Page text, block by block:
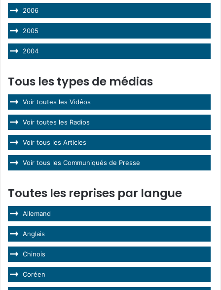
2006
2005
2004
Tous les types de médias
Voir toutes les Vidéos
Voir toutes les Radios
Voir tous les Articles
Voir tous les Communiqués de Presse
Toutes les reprises par langue
Allemand
Anglais
Chinois
Coréen